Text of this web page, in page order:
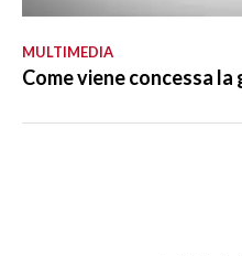
MULTIMEDIA
Come viene concessa